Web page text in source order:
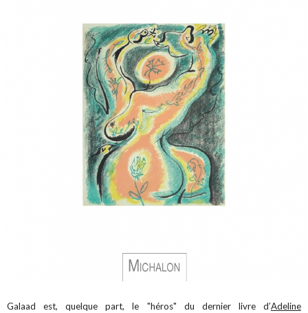
Galaad est, quelque part, le "héros" du dernier livre d’Adeline